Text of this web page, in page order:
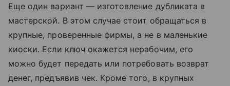
Еще один вариант — изготовление дубликата в
мастерской. В этом случае стоит обращаться в
крупные, проверенные фирмы, а не в маленькие
киоски. Если ключ окажется нерабочим, его
можно будет передать или потребовать возврат
денег, предъявив чек. Кроме того, в крупных